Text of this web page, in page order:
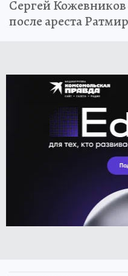
Сергей
после ареста